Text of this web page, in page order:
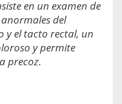
en un examen de
del
y el tacto rectal, un
y permite
precoz.